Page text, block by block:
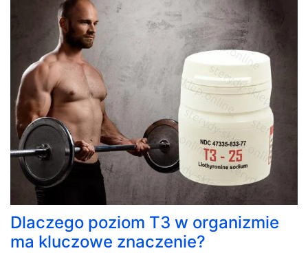
Dlaczego poziom T3 w organizmie
ma kluczowe znaczenie?